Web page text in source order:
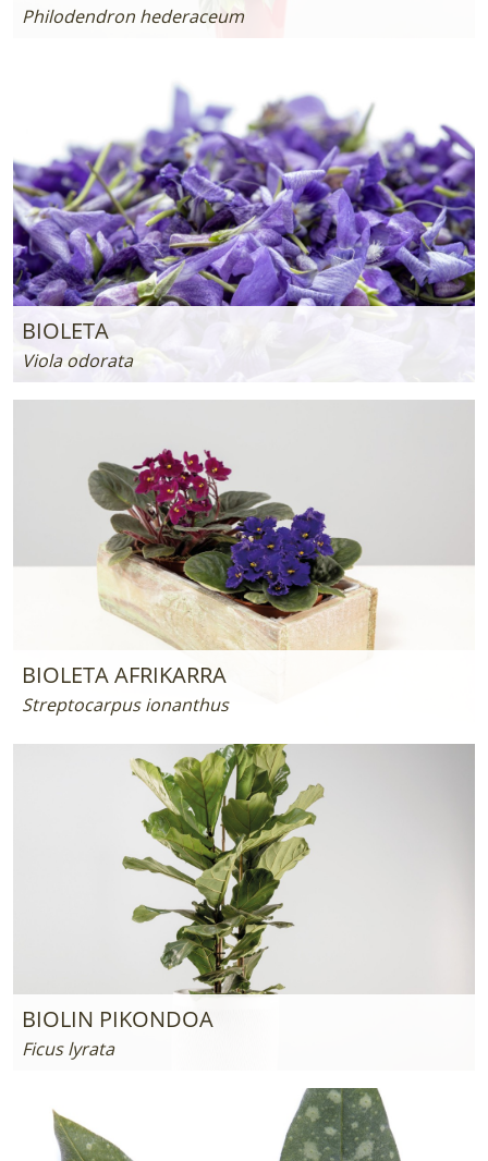
Philodendron hederaceum
BIOLETA
Viola odorata
BIOLETA AFRIKARRA
Streptocarpus ionanthus
BIOLIN PIKONDOA
Ficus lyrata